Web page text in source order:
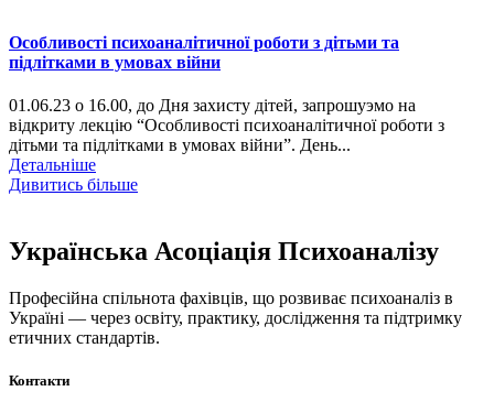
Особливості психоаналітичної роботи з дітьми та
підлітками в умовах війни
01.06.23 о 16.00, до Дня захисту дітей, запрошуэмо на
відкриту лекцію “Особливості психоаналітичної роботи з
дітьми та підлітками в умовах війни”. День...
Детальніше
Дивитись більше
Українська Асоціація Психоаналізу
Професійна спільнота фахівців, що розвиває психоаналіз в
Україні — через освіту, практику, дослідження та підтримку
етичних стандартів.
Контакти